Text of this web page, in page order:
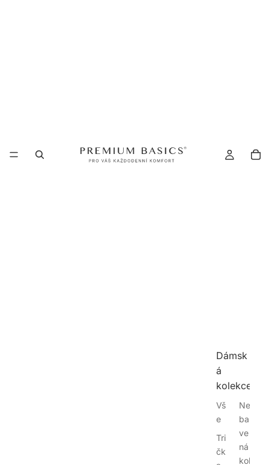
Dámsk
á
kolekce
Vš
e
Tri
čk
Ne
bar
ve
ná
kol